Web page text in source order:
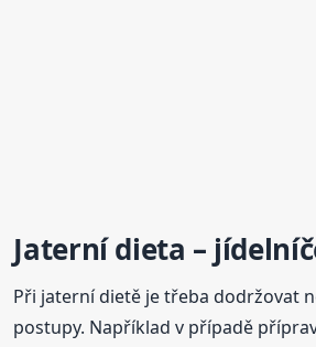
Jaterní dieta –
Při jaterní dietě je třeba dodržovat
postupy. Například v případě